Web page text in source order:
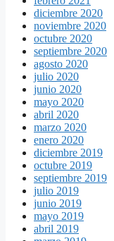
diciembre 2020
noviembre 2020
octubre 2020
septiembre 2020
agosto 2020
julio 2020
junio 2020
mayo 2020
abril 2020
marzo 2020
enero 2020
diciembre 2019
octubre 2019
septiembre 2019
julio 2019
junio 2019
mayo 2019
abril 2019